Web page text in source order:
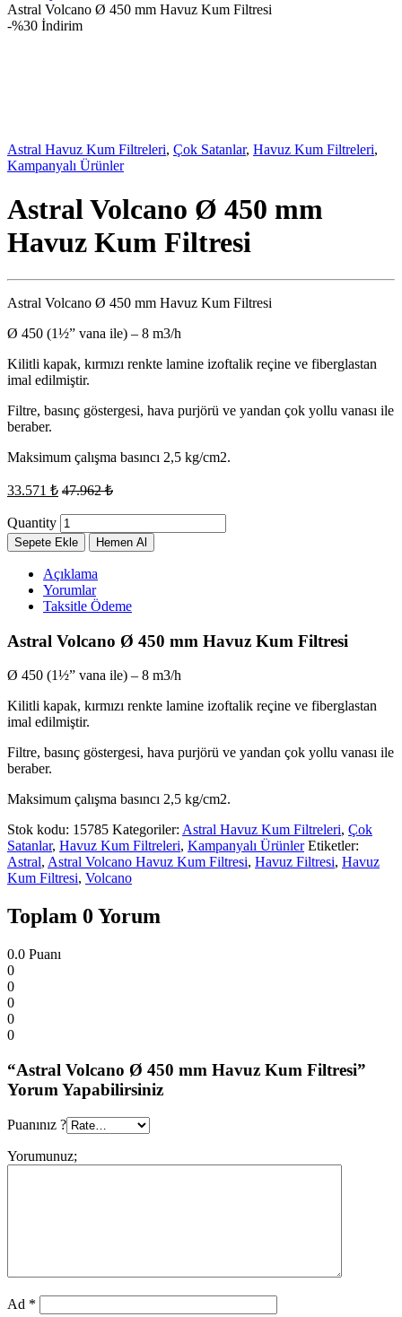
Astral Volcano Ø 450 mm Havuz Kum Filtresi
-%30 İndirim
Astral Havuz Kum Filtreleri, Çok Satanlar, Havuz Kum Filtreleri,
Kampanyalı Ürünler
Astral Volcano Ø 450 mm
Havuz Kum Filtresi
Astral Volcano Ø 450 mm Havuz Kum Filtresi
Ø 450 (1½” vana ile) – 8 m3/h
Kilitli kapak, kırmızı renkte lamine izoftalik reçine ve fiberglastan
imal edilmiştir.
Filtre, basınç göstergesi, hava purjörü ve yandan çok yollu vanası ile
beraber.
Maksimum çalışma basıncı 2,5 kg/cm2.
33.571 ₺ 47.962₺
Quantity
Sepete Ekle Hemen Al
Açıklama
Yorumlar
Taksitle Ödeme
Astral Volcano Ø 450 mm Havuz Kum Filtresi
Ø 450 (1½” vana ile) – 8 m3/h
Kilitli kapak, kırmızı renkte lamine izoftalik reçine ve fiberglastan
imal edilmiştir.
Filtre, basınç göstergesi, hava purjörü ve yandan çok yollu vanası ile
beraber.
Maksimum çalışma basıncı 2,5 kg/cm2.
Stok kodu: 15785 Kategoriler: Astral Havuz Kum Filtreleri, Çok
Satanlar, Havuz Kum Filtreleri, Kampanyalı Ürünler Etiketler:
Astral, Astral Volcano Havuz Kum Filtresi, Havuz Filtresi, Havuz
Kum Filtresi, Volcano
Toplam 0 Yorum
0.0 Puanı
0
0
0
0
0
“Astral Volcano Ø 450 mm Havuz Kum Filtresi”
Yorum Yapabilirsiniz
Puanınız ?
Yorumunuz;
Ad *